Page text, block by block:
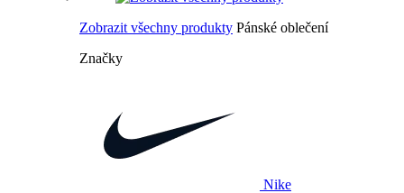
Zobrazit všechny produkty Pánské oblečení
Značky
Nike